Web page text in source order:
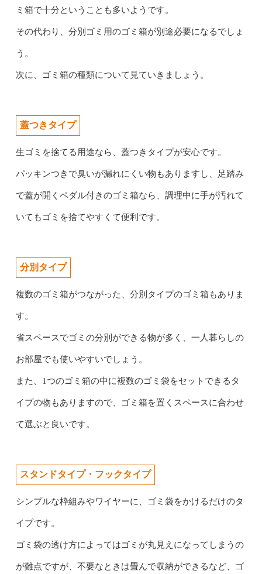
ミ箱で十分ということも多いようです。
その代わり、分別ゴミ用のゴミ箱が別途必要になるでしょ
う。
次に、ゴミ箱の種類について見ていきましょう。
蓋つきタイプ
生ゴミを捨てる用途なら、蓋つきタイプが安心です。
パッキンつきで臭いが漏れにくい物もありますし、足踏み
で蓋が開くペダル付きのゴミ箱なら、調理中に手が汚れて
いてもゴミを捨てやすくて便利です。
分別タイプ
複数のゴミ箱がつながった、分別タイプのゴミ箱もありま
す。
省スペースでゴミの分別ができる物が多く、一人暮らしの
お部屋でも使いやすいでしょう。
また、1つのゴミ箱の中に複数のゴミ袋をセットできるタ
イプの物もありますので、ゴミ箱を置くスペースに合わせ
て選ぶと良いです。
スタンドタイプ・フックタイプ
シンプルな枠組みやワイヤーに、ゴミ袋をかけるだけのタ
イプです。
ゴミ袋の透け方によってはゴミが丸見えになってしまうの
が難点ですが、不要なときは畳んで収納ができるなど、ゴ